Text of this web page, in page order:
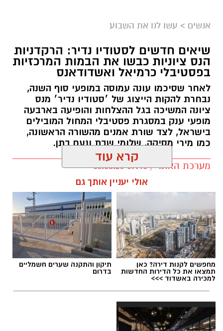
אנשים > עשו לנו את השבוע
שיאים חדשים לסטודיו נדיר: הרקדניות
הנס ציוניות כבשו את הבמות המרכזיות
בפסטיבלי כרמיאל ואשדודאנס
לאחר שסיכמו עונה עמוסה במופעי סוף השנה,
נבחרת להקות הייצוג של ׳סטודיו נדיר׳ מנס
ציונה המשיכה בגל ההצלחות והופיעה בארבעה
מופעי ענק במסגרת פסטיבלי המחול המובילים
בישראל, לצד שורת אמנים מהשורה הראשונה,
כמו מירי מסיקה, שלומי שבת ונעם בתן.
מערכת האתר / 09:45 06.08.26
תגים:סטודיו נדיר נס ציונה
קרא עוד
אולי יעניין אותך גם
מחפשים לקנות דירה? כאן
תמצאו את כל הדירות החדשות
למכירה באשדוד >>>
תיקון והתקנה שערים חשמליים
בדרום